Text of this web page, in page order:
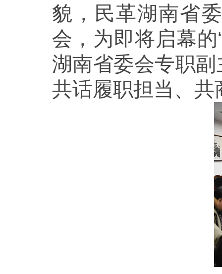
貌，民革湖南省
会，为即将启幕
湖南省委会专职
共话履职担当、共